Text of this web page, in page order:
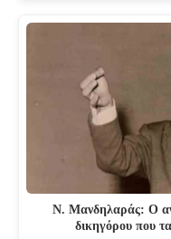
Ν. Μανδηλαράς: Ο
δικηγόρου που